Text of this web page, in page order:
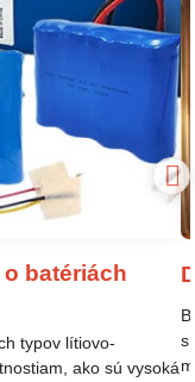
batériách
typov lítiovo-
ako sú vysoká